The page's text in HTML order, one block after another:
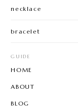
necklace
bracelet
GUIDE
HOME
ABOUT
BLOG